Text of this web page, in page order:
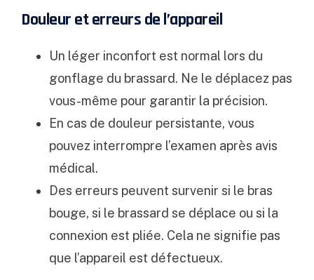
Douleur et erreurs de l’appareil
Un léger inconfort est normal lors du
gonflage du brassard. Ne le déplacez pas
vous-même pour garantir la précision.
En cas de douleur persistante, vous
pouvez interrompre l’examen après avis
médical.
Des erreurs peuvent survenir si le bras
bouge, si le brassard se déplace ou si la
connexion est pliée. Cela ne signifie pas
que l’appareil est défectueux.